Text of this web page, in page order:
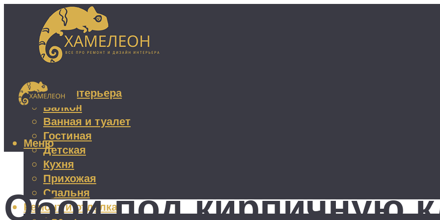
Дизайн интерьера
Балкон
Ванная и туалет
Гостиная
Детская
Кухня
Прихожая
Спальня
Ремонт и отделка
Меню
Обои под кирпичную